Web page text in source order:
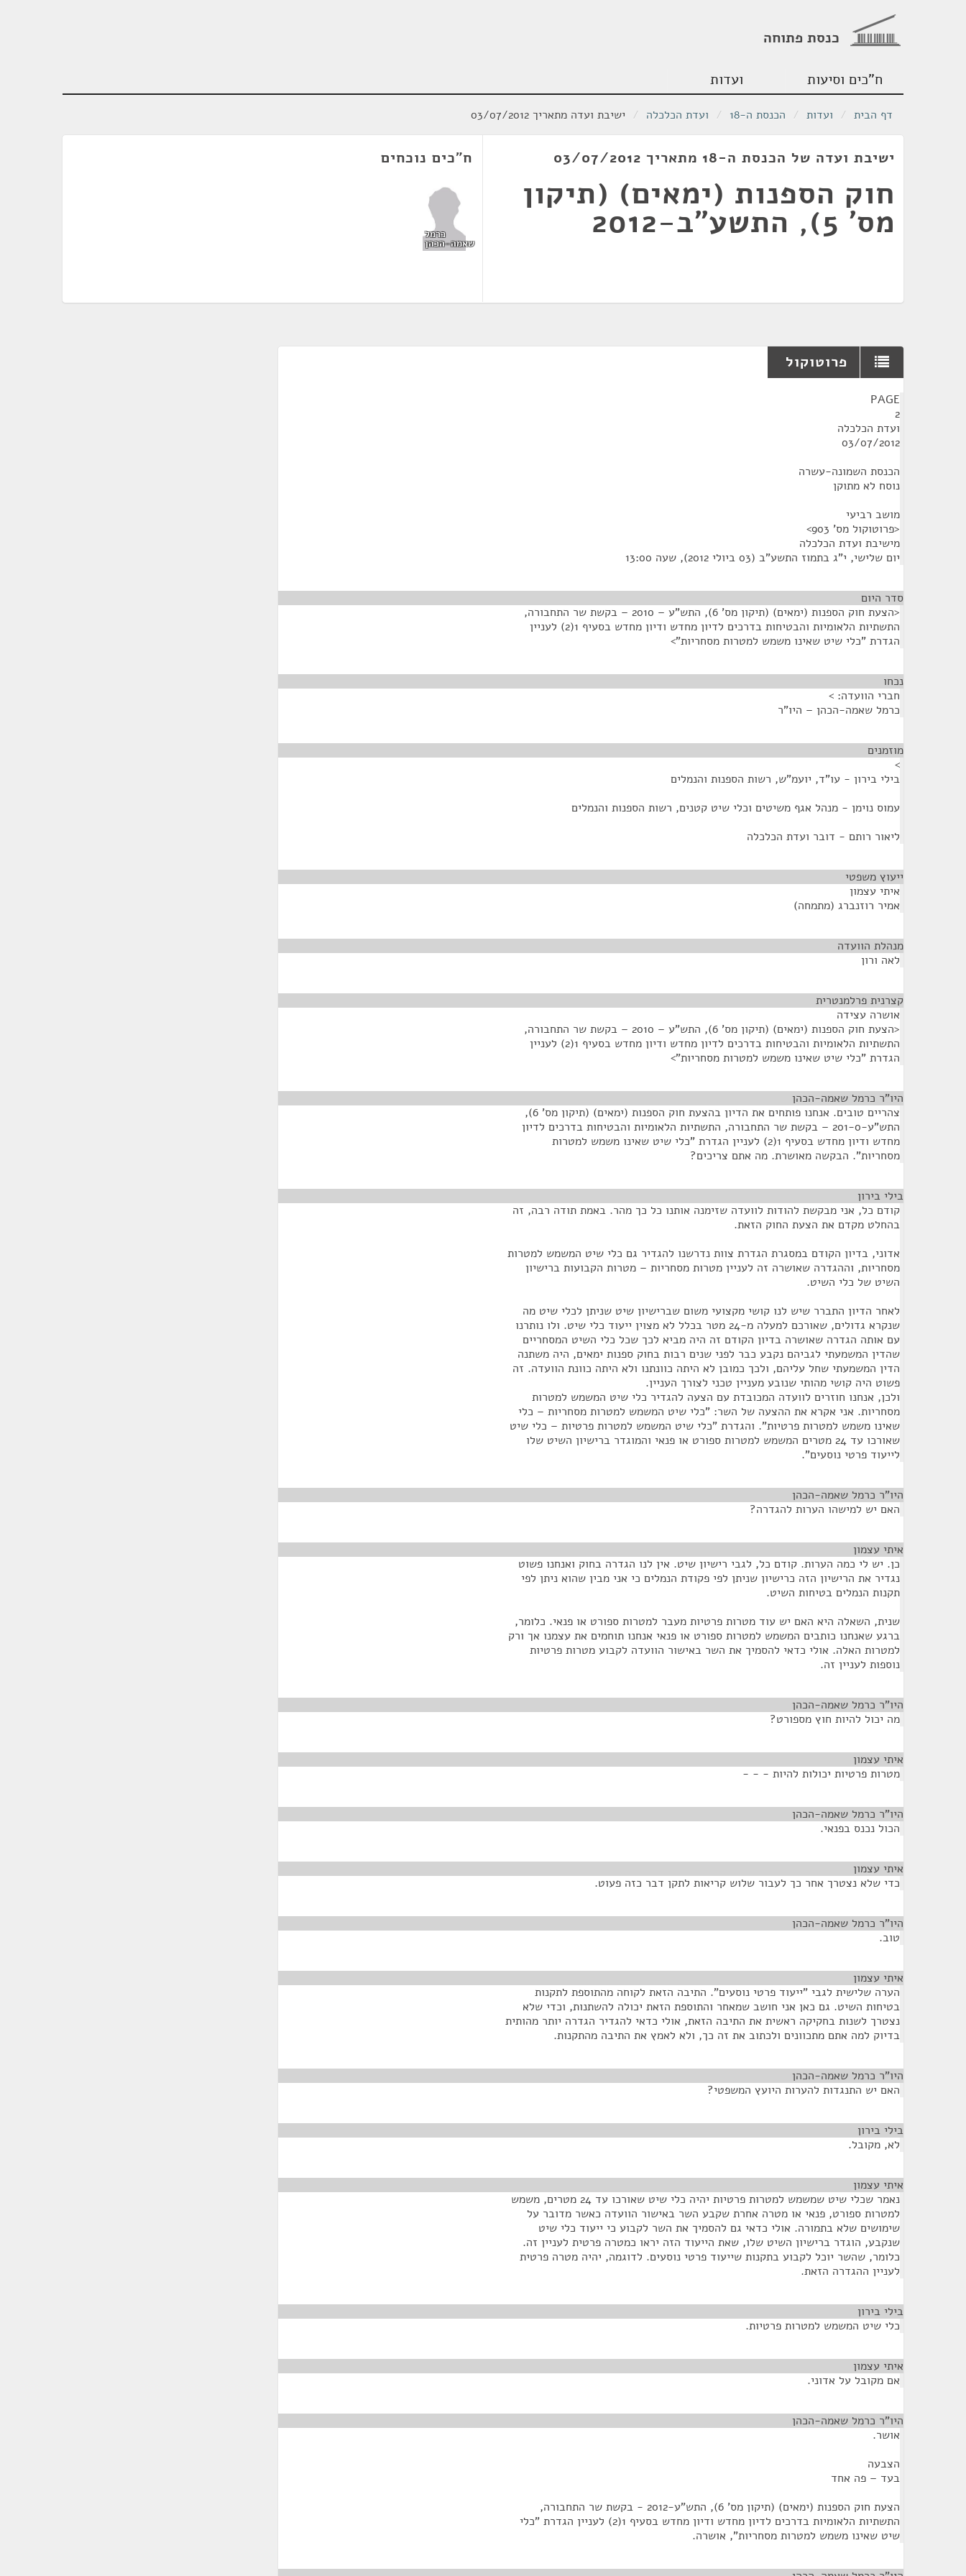
כנסת פתוחה
ח"כים וסיעות ועדות
דף הבית / ועדות / הכנסת ה-18 / ועדת הכלכלה / ישיבת ועדה מתאריך 03/07/2012
ישיבת ועדה של הכנסת ה-18 מתאריך 03/07/2012
חוק הספנות (ימאים) (תיקון
מס' 5), התשע"ב-2012
ח"כים נוכחים
כרמל
שאמה-הכהן
פרוטוקול
PAGE
2
ועדת הכלכלה
03/07/2012
הכנסת השמונה-עשרה
נוסח לא מתוקן
מושב רביעי
<פרוטוקול מס' 903>
מישיבת ועדת הכלכלה
יום שלישי, י"ג בתמוז התשע"ב (03 ביולי 2012), שעה 13:00
סדר היום
<הצעת חוק הספנות (ימאים) (תיקון מס' 6), התש"ע – 2010 – בקשת שר התחבורה,
התשתיות הלאומיות והבטיחות בדרכים לדיון מחדש ודיון מחדש בסעיף 1(2) לעניין
הגדרת "כלי שיט שאינו משמש למטרות מסחריות">
נכחו
חברי הוועדה: >
כרמל שאמה-הכהן – היו"ר
מוזמנים
>
בילי בירון - עו"ד, יועמ"ש, רשות הספנות והנמלים
עמוס נוימן - מנהל אגף משיטים וכלי שיט קטנים, רשות הספנות והנמלים
ליאור רותם - דובר ועדת הכלכלה
ייעוץ משפטי
איתי עצמון
אמיר רוזנברג (מתמחה)
מנהלת הוועדה
לאה ורון
קצרנית פרלמנטרית
אושרה עצידה
<הצעת חוק הספנות (ימאים) (תיקון מס' 6), התש"ע – 2010 – בקשת שר התחבורה,
התשתיות הלאומיות והבטיחות בדרכים לדיון מחדש ודיון מחדש בסעיף 1(2) לעניין
הגדרת "כלי שיט שאינו משמש למטרות מסחריות">
היו"ר כרמל שאמה-הכהן
צהריים טובים. אנחנו פותחים את הדיון בהצעת חוק הספנות (ימאים) (תיקון מס' 6),
התש"ע-201-0 – בקשת שר התחבורה, התשתיות הלאומיות והבטיחות בדרכים לדיון
מחדש ודיון מחדש בסעיף 1(2) לעניין הגדרת "כלי שיט שאינו משמש למטרות
מסחריות". הבקשה מאושרת. מה אתם צריכים?
בילי בירון
קודם כל, אני מבקשת להודות לוועדה שזימנה אותנו כל כך מהר. באמת תודה רבה, זה
בהחלט מקדם את הצעת החוק הזאת.
אדוני, בדיון הקודם במסגרת הגדרת צוות נדרשנו להגדיר גם כלי שיט המשמש למטרות
מסחריות, וההגדרה שאושרה זה לעניין מטרות מסחריות – מטרות הקבועות ברישיון
השיט של כלי השיט.
לאחר הדיון התברר שיש לנו קושי מקצועי משום שברישיון שיט שניתן לכלי שיט מה
שנקרא גדולים, שאורכם למעלה מ-24 מטר בכלל לא מצוין ייעוד כלי שיט. ולו נותרנו
עם אותה הגדרה שאושרה בדיון הקודם זה היה מביא לכך שכל כלי השיט המסחריים
שהדין המשמעתי לגביהם נקבע כבר לפני שנים רבות בחוק ספנות ימאים, היה משתנה
הדין המשמעתי שחל עליהם, ולכך כמובן לא היתה כוונתנו ולא היתה כוונת הוועדה. זה
פשוט היה קושי מהותי שנובע מעניין טכני לצורך העניין.
ולכן, אנחנו חוזרים לוועדה המכובדת עם הצעה להגדיר כלי שיט המשמש למטרות
מסחריות. אני אקרא את ההצעה של השר: "כלי שיט המשמש למטרות מסחריות – כלי
שאינו משמש למטרות פרטיות". והגדרת "כלי שיט המשמש למטרות פרטיות – כלי שיט
שאורכו עד 24 מטרים המשמש למטרות ספורט או פנאי והמוגדר ברישיון השיט שלו
לייעוד פרטי נוסעים".
היו"ר כרמל שאמה-הכהן
האם יש למישהו הערות להגדרה?
איתי עצמון
כן. יש לי כמה הערות. קודם כל, לגבי רישיון שיט. אין לנו הגדרה בחוק ואנחנו פשוט
נגדיר את הרישיון הזה כרישיון שניתן לפי פקודת הנמלים כי אני מבין שהוא ניתן לפי
תקנות הנמלים בטיחות השיט.
שנית, השאלה היא האם יש עוד מטרות פרטיות מעבר למטרות ספורט או פנאי. כלומר,
ברגע שאנחנו כותבים המשמש למטרות ספורט או פנאי אנחנו תוחמים את עצמנו אך ורק
למטרות האלה. אולי כדאי להסמיך את השר באישור הוועדה לקבוע מטרות פרטיות
נוספות לעניין זה.
היו"ר כרמל שאמה-הכהן
מה יכול להיות חוץ מספורט?
איתי עצמון
מטרות פרטיות יכולות להיות - - -
היו"ר כרמל שאמה-הכהן
הכול נכנס בפנאי.
איתי עצמון
כדי שלא נצטרך אחר כך לעבור שלוש קריאות לתקן דבר כזה פעוט.
היו"ר כרמל שאמה-הכהן
טוב.
איתי עצמון
הערה שלישית לגבי "ייעוד פרטי נוסעים". התיבה הזאת לקוחה מהתוספת לתקנות
בטיחות השיט. גם כאן אני חושב שמאחר והתוספת הזאת יכולה להשתנות, וכדי שלא
נצטרך לשנות בחקיקה ראשית את התיבה הזאת, אולי כדאי להגדיר הגדרה יותר מהותית
בדיוק למה אתם מתכוונים ולכתוב את זה כך, ולא לאמץ את התיבה מהתקנות.
היו"ר כרמל שאמה-הכהן
האם יש התנגדות להערות היועץ המשפטי?
בילי בירון
לא, מקובל.
איתי עצמון
נאמר שכלי שיט שמשמש למטרות פרטיות יהיה כלי שיט שאורכו עד 24 מטרים, משמש
למטרות ספורט, פנאי או מטרה אחרת שקבע השר באישור הוועדה כאשר מדובר על
שימושים שלא בתמורה. אולי כדאי גם להסמיך את השר לקבוע כי ייעוד כלי שיט
שנקבע, הוגדר ברישיון השיט שלו, שאת הייעוד הזה יראו כמטרה פרטית לעניין זה.
כלומר, שהשר יוכל לקבוע בתקנות שייעוד פרטי נוסעים. לדוגמה, יהיה מטרה פרטית
לעניין ההגדרה הזאת.
בילי בירון
כלי שיט המשמש למטרות פרטיות.
איתי עצמון
אם מקובל על אדוני.
היו"ר כרמל שאמה-הכהן
אושר.
הצבעה
בעד – פה אחד
הצעת חוק הספנות (ימאים) (תיקון מס' 6), התש"ע-2012 - בקשת שר התחבורה,
התשתיות הלאומיות בדרכים לדיון מחדש ודיון מחדש בסעיף 1(2) לעניין הגדרת "כלי
שיט שאינו משמש למטרות מסחריות", אושרה.